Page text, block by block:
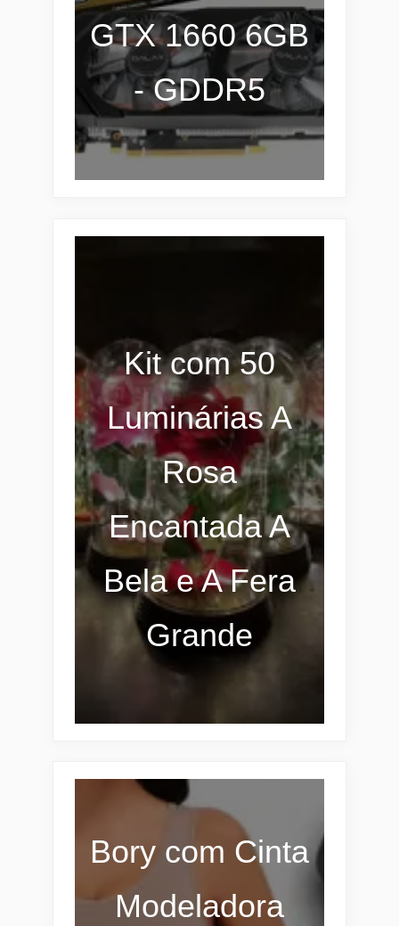
GTX 1660 6GB
- GDDR5
Kit com 50
Luminárias A
Rosa
Encantada A
Bela e A Fera
Grande
Bory com Cinta
Modeladora